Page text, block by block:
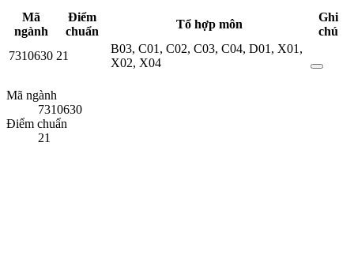
Mã
ngành
Điểm
chuẩn
Tổ hợp môn
Ghi
chú
7310630 21
B03, C01, C02, C03, C04, D01, X01,
X02, X04
Mã ngành
7310630
Điểm chuẩn
21